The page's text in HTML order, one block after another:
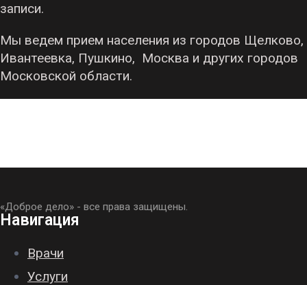
записи.
Мы ведем прием населения из городов Щелково,
Ивантеевка, Пушкино, Москва и других городов
Московской области.
«Доброе дело» - все права защищены.
Навигация
Врачи
Услуги